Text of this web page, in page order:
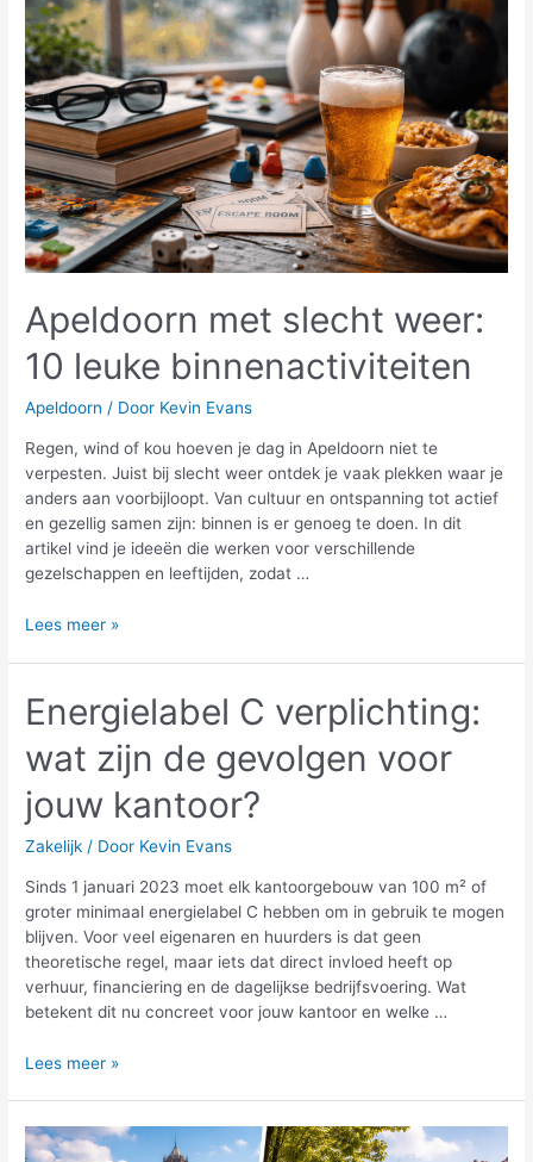
escaperoom
in
je
eigen
stad
te
proberen
Apeldoorn met slecht weer:
10 leuke binnenactiviteiten
Apeldoorn / Door Kevin Evans
Regen, wind of kou hoeven je dag in Apeldoorn niet te
verpesten. Juist bij slecht weer ontdek je vaak plekken waar je
anders aan voorbijloopt. Van cultuur en ontspanning tot actief
en gezellig samen zijn: binnen is er genoeg te doen. In dit
artikel vind je ideeën die werken voor verschillende
gezelschappen en leeftijden, zodat …
Apeldoorn
weer:
10
leuke
binnenactiviteiten
Lees meer »
Energielabel C verplichting:
wat zijn de gevolgen voor
jouw kantoor?
Zakelijk / Door Kevin Evans
Sinds 1 januari 2023 moet elk kantoorgebouw van 100 m² of
groter minimaal energielabel C hebben om in gebruik te mogen
blijven. Voor veel eigenaren en huurders is dat geen
theoretische regel, maar iets dat direct invloed heeft op
verhuur, financiering en de dagelijkse bedrijfsvoering. Wat
betekent dit nu concreet voor jouw kantoor en welke …
Energielabel
wat
Lees meer »